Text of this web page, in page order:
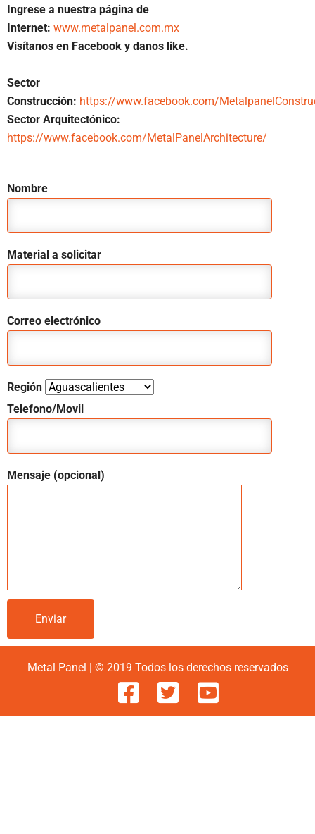
Ingrese a nuestra página de
Internet: www.metalpanel.com.mx
Visítanos en Facebook y danos like.
Sector
Construcción: https://www.facebook.com/
Sector Arquitectónico:
https://www.facebook.com/MetalPanelArchitecture/
Nombre
Material a solicitar
Correo electrónico
Región
Telefono/Movil
Mensaje (opcional)
Metal Panel | © 2019 Todos los derechos reservados